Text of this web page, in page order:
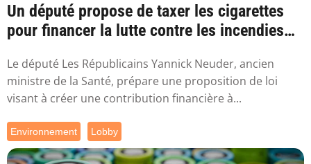
Un député propose de taxer les cigarettes
pour financer la lutte contre les incendies
Le député Les Républicains Yannick Neuder, ancien
ministre de la Santé, prépare une proposition de loi
visant à créer une contribution financière à...
Environnement Lobby